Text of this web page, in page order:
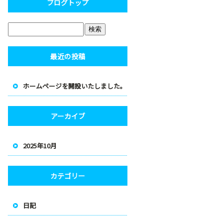
ブログトップ
最近の投稿
ホームページを開設いたしました。
アーカイブ
2025年10月
カテゴリー
日記